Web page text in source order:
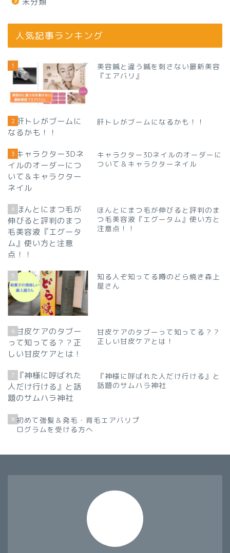
人気記事ランキング
1
美容鍼と違う鍼を刺さない最新美容
『エアバリ』
2 肝トレがブームになるかも！！
3
キャラクター3Dネイルのオーダーに
ついて＆キャラクターネイル
4
ほんとにまつ毛が伸びると評判のま
つ毛美容液『エグータム』使い方と
注意点！！
5
知る人ぞ知ってる噂のどら焼き森上
屋さん
6
甘皮ケアのタブーって知ってる？？
正しい甘皮ケアとは！
7
『神様に呼ばれた人だけ行ける』と
話題のサムハラ神社
8 初めて強髪＆発毛・育毛エアバリプ
ログラムを受ける方へ